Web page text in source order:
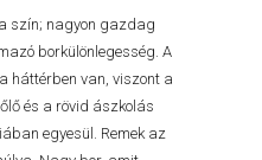
szín; nagyon gazdag
borkülönlegesség. A
háttérben van, viszont a
és a rövid ászkolás
egyesül. Remek az